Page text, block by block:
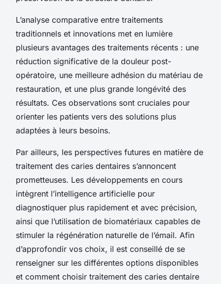
L’analyse comparative entre traitements
traditionnels et innovations met en lumière
plusieurs avantages des traitements récents : une
réduction significative de la douleur post-
opératoire, une meilleure adhésion du matériau de
restauration, et une plus grande longévité des
résultats. Ces observations sont cruciales pour
orienter les patients vers des solutions plus
adaptées à leurs besoins.
Par ailleurs, les perspectives futures en matière de
traitement des caries dentaires s’annoncent
prometteuses. Les développements en cours
intègrent l’intelligence artificielle pour
diagnostiquer plus rapidement et avec précision,
ainsi que l’utilisation de biomatériaux capables de
stimuler la régénération naturelle de l’émail. Afin
d’approfondir vos choix, il est conseillé de se
renseigner sur les différentes options disponibles
et comment choisir traitement des caries dentaire